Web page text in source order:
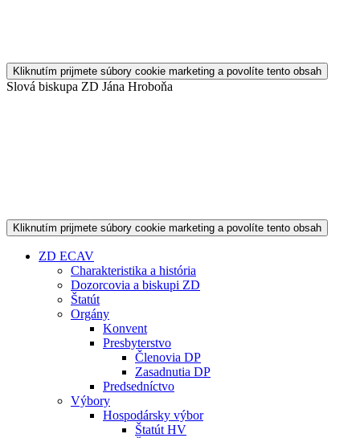
Kliknutím prijmete súbory cookie marketing a povolíte tento obsah
Slová biskupa ZD Jána Hroboňa
Kliknutím prijmete súbory cookie marketing a povolíte tento obsah
ZD ECAV
Charakteristika a história
Dozorcovia a biskupi ZD
Štatút
Orgány
Konvent
Presbyterstvo
Členovia DP
Zasadnutia DP
Predsedníctvo
Výbory
Hospodársky výbor
Štatút HV